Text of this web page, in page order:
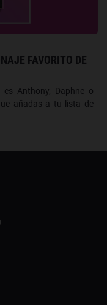
FAVORITO DE
Anthony, Daphne o
añadas a tu lista de